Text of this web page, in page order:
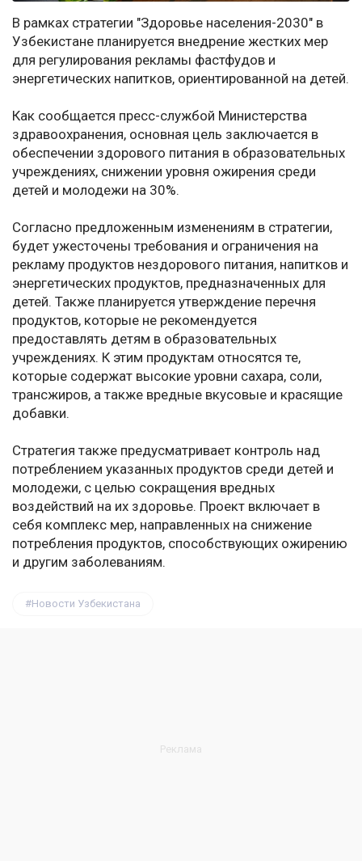
В рамках стратегии "Здоровье населения-2030" в
Узбекистане планируется внедрение жестких мер
для регулирования рекламы фастфудов и
энергетических напитков, ориентированной на детей.
Как сообщается пресс-службой Министерства
здравоохранения, основная цель заключается в
обеспечении здорового питания в образовательных
учреждениях, снижении уровня ожирения среди
детей и молодежи на 30%.
Согласно предложенным изменениям в стратегии,
будет ужесточены требования и ограничения на
рекламу продуктов нездорового питания, напитков и
энергетических продуктов, предназначенных для
детей. Также планируется утверждение перечня
продуктов, которые не рекомендуется
предоставлять детям в образовательных
учреждениях. К этим продуктам относятся те,
которые содержат высокие уровни сахара, соли,
трансжиров, а также вредные вкусовые и красящие
добавки.
Стратегия также предусматривает контроль над
потреблением указанных продуктов среди детей и
молодежи, с целью сокращения вредных
воздействий на их здоровье. Проект включает в
себя комплекс мер, направленных на снижение
потребления продуктов, способствующих ожирению
и другим заболеваниям.
Новости Узбекистана